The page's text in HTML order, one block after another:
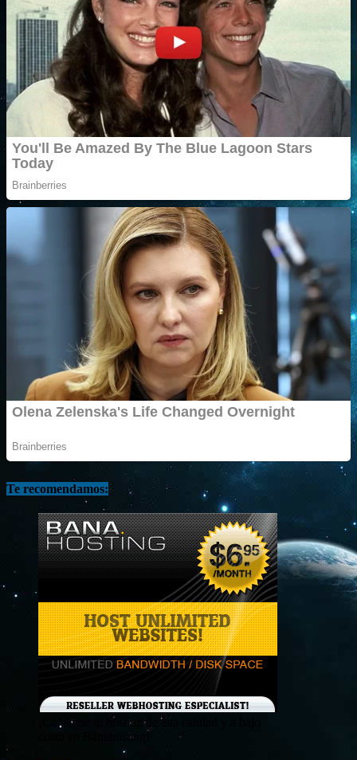
Te recomendamos:
¡Consigue tu hosting de alta calidad y a bajo
costo en Banahosting!